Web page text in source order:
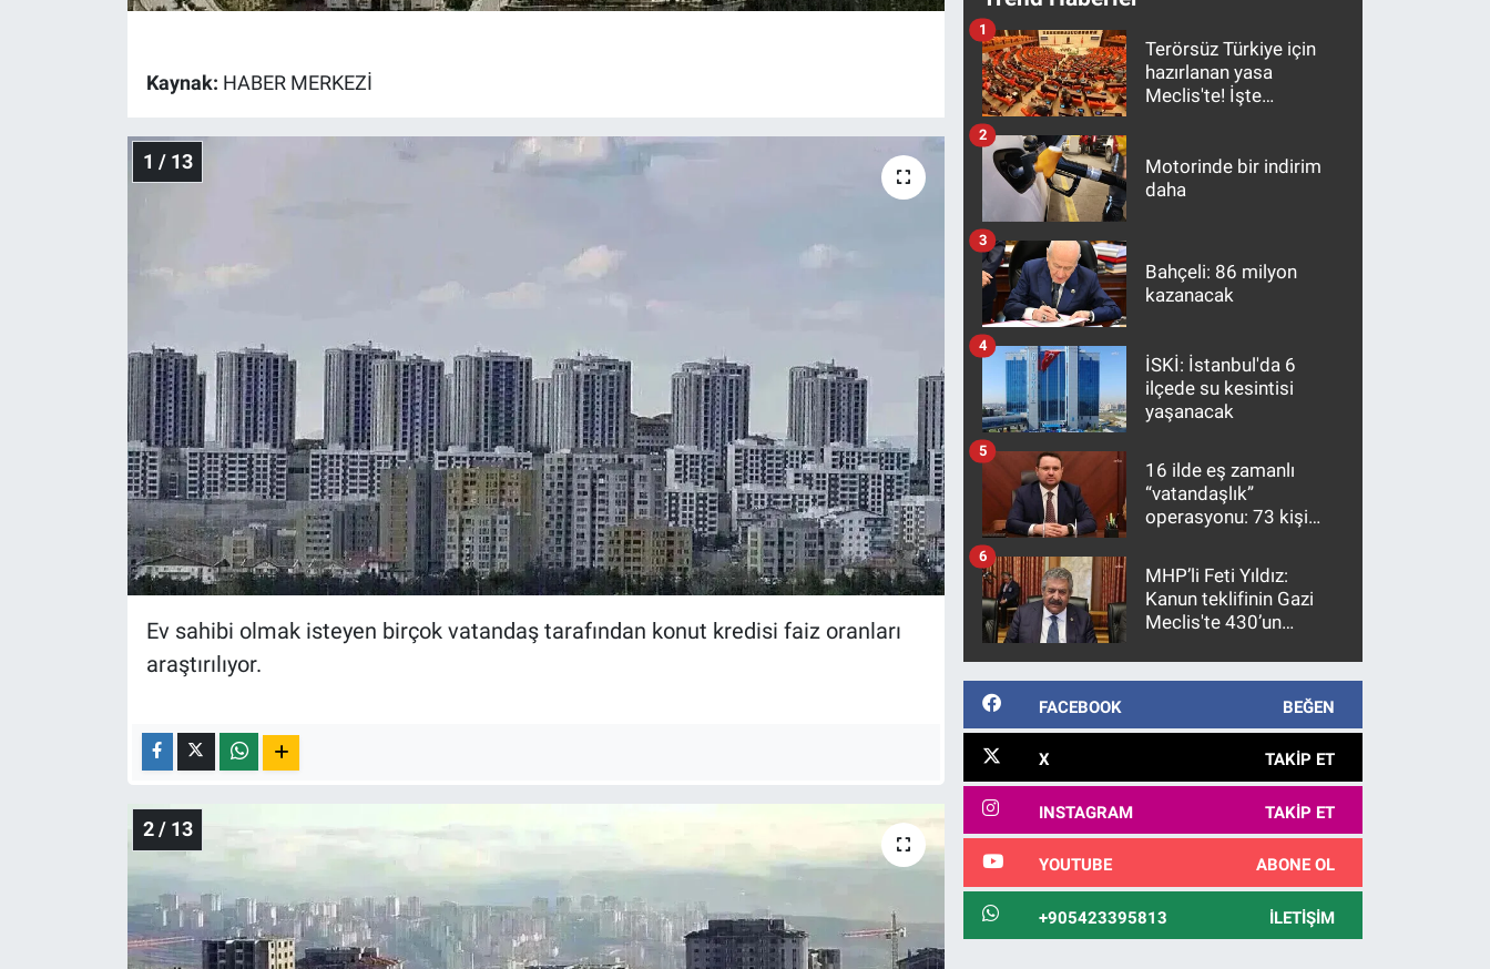
Kaynak: HABER MERKEZİ
1 / 13
Ev sahibi olmak isteyen birçok vatandaş tarafından konut kredisi faiz oranları
araştırılıyor.
2 / 13
Terörsüz Türkiye için
hazırlanan yasa
Meclis'te! İşte
1
Motorinde bir indirim
daha
2
Bahçeli: 86 milyon
kazanacak
3
İSKİ: İstanbul'da 6
ilçede su kesintisi
yaşanacak
4
16 ilde eş zamanlı
“vatandaşlık”
operasyonu: 73 kişi
5
MHP’li Feti Yıldız:
Kanun teklifinin Gazi
Meclis'te 430’un
kanunlaşacağı
6
FACEBOOK BEĞEN
X TAKIP ET
INSTAGRAM TAKIP ET
YOUTUBE ABONE OL
+905423395813 İLETIŞIM
Kültür Sanat
Ne demişti
Popüler
Programlar
Türkiye'nin Geleceği
Türkiye'nin Gündemi
Yerel Gündem